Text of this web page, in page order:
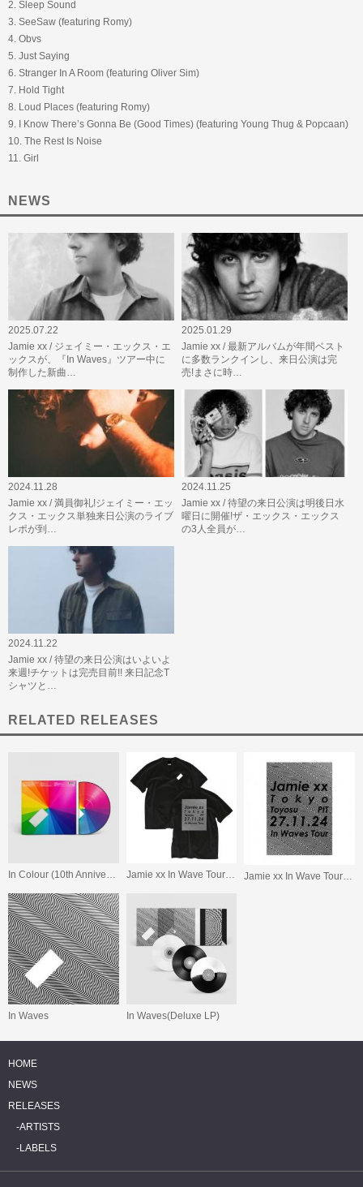
2. Sleep Sound
3. SeeSaw (featuring Romy)
4. Obvs
5. Just Saying
6. Stranger In A Room (featuring Oliver Sim)
7. Hold Tight
8. Loud Places (featuring Romy)
9. I Know There’s Gonna Be (Good Times) (featuring Young Thug & Popcaan)
10. The Rest Is Noise
11. Girl
NEWS
2025.07.22
Jamie xx / ジェイミー・エックス・エ
ックスが、『In Waves』ツアー中に
制作した新曲…
2025.01.29
Jamie xx / 最新アルバムが年間ベスト
に多数ランクインし、来日公演は完
売!まさに時…
2024.11.28
Jamie xx / 満員御礼!ジェイミー・エッ
クス・エックス単独来日公演のライブ
レポが到…
2024.11.25
Jamie xx / 待望の来日公演は明後日水
曜日に開催!ザ・エックス・エックス
の3人全員が…
2024.11.22
Jamie xx / 待望の来日公演はいよいよ
来週!チケットは完売目前!! 来日記念T
シャツと…
RELATED RELEASES
In Colour (10th Anniversary) Jamie xx In Wave Tour Tokyo T-Shirt
In Waves In Waves(Deluxe LP)
HOME
NEWS
RELEASES
ARTISTS
LABELS